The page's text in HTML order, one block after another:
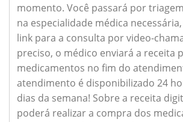
momento. Você passará por
na especialidade médica
link para a consulta por video-
preciso, o médico enviará a receita
medicamentos no fim do
atendimento é disponibilizado 24
dias da semana! Sobre a receita
poderá realizar a compra dos